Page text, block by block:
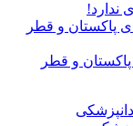
و قطر